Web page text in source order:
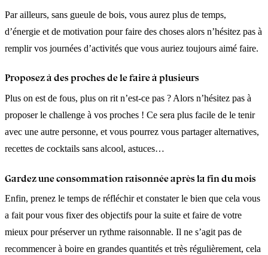
Par ailleurs, sans gueule de bois, vous aurez plus de temps,
d’énergie et de motivation pour faire des choses alors n’hésitez pas à
remplir vos journées d’activités que vous auriez toujours aimé faire.
Proposez à des proches de le faire à plusieurs
Plus on est de fous, plus on rit n’est-ce pas ? Alors n’hésitez pas à
proposer le challenge à vos proches ! Ce sera plus facile de le tenir
avec une autre personne, et vous pourrez vous partager alternatives,
recettes de cocktails sans alcool, astuces…
Gardez une consommation raisonnée après la fin du mois
Enfin, prenez le temps de réfléchir et constater le bien que cela vous
a fait pour vous fixer des objectifs pour la suite et faire de votre
mieux pour préserver un rythme raisonnable. Il ne s’agit pas de
recommencer à boire en grandes quantités et très régulièrement, cela